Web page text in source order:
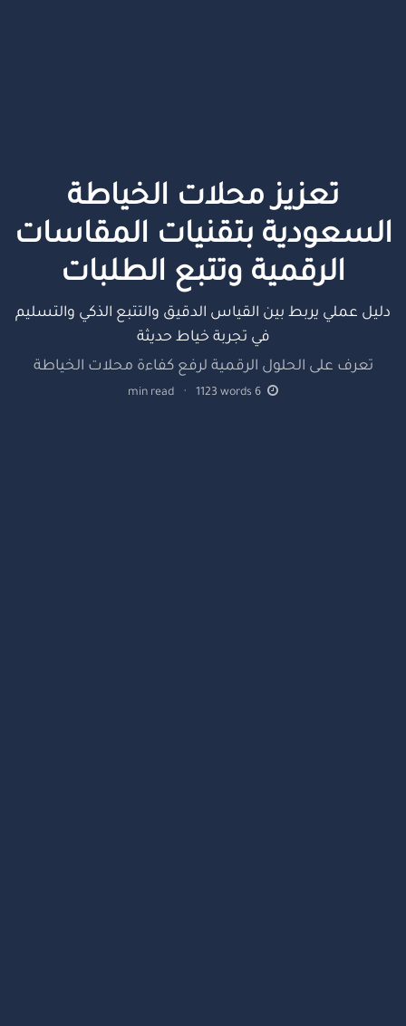
تعزيز محلات الخياطة
السعودية بتقنيات المقاسات
الرقمية وتتبع الطلبات
دليل عملي يربط بين القياس الدقيق والتتبع الذكي والتسليم
في تجربة خياط حديثة
تعرف على الحلول الرقمية لرفع كفاءة محلات الخياطة
6
min read · 1123 words